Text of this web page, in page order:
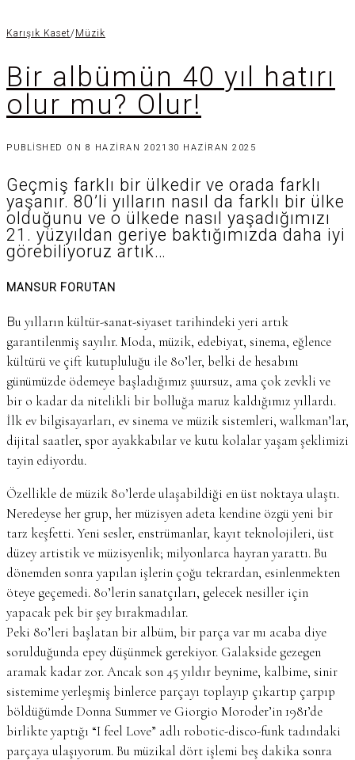
Karışık Kaset/Müzik
Bir albümün 40 yıl hatırı
olur mu? Olur!
PUBLISHED ON 8 HAZIRAN 2021 30 HAZIRAN 2025
Geçmiş farklı bir ülkedir ve orada farklı
yaşanır. 80’li yılların nasıl da farklı bir ülke
olduğunu ve o ülkede nasıl yaşadığımızı
21. yüzyıldan geriye baktığımızda daha iyi
görebiliyoruz artık…
MANSUR FORUTAN
Bu yılların kültür-sanat-siyaset tarihindeki yeri artık
garantilenmiş sayılır. Moda, müzik, edebiyat, sinema, eğlence
kültürü ve çift kutupluluğu ile 80’ler, belki de hesabını
günümüzde ödemeye başladığımız şuursuz, ama çok zevkli ve
bir o kadar da nitelikli bir bolluğa maruz kaldığımız yıllardı.
İlk ev bilgisayarları, ev sinema ve müzik sistemleri, walkman’lar,
dijital saatler, spor ayakkabılar ve kutu kolalar yaşam şeklimizi
tayin ediyordu.
Özellikle de müzik 80’lerde ulaşabildiği en üst noktaya ulaştı.
Neredeyse her grup, her müzisyen adeta kendine özgü yeni bir
tarz keşfetti. Yeni sesler, enstrümanlar, kayıt teknolojileri, üst
düzey artistik ve müzisyenlik; milyonlarca hayran yarattı. Bu
dönemden sonra yapılan işlerin çoğu tekrardan, esinlenmekten
öteye geçemedi. 80’lerin sanatçıları, gelecek nesiller için
yapacak pek bir şey bırakmadılar.
Peki 80’leri başlatan bir albüm, bir parça var mı acaba diye
sorulduğunda epey düşünmek gerekiyor. Galakside gezegen
aramak kadar zor. Ancak son 45 yıldır beynime, kalbime, sinir
sistemime yerleşmiş binlerce parçayı toplayıp çıkartıp çarpıp
böldüğümde Donna Summer ve Giorgio Moroder’in 1981’de
birlikte yaptığı “I feel Love” adlı robotic-disco-funk tadındaki
parçaya ulaşıyorum. Bu müzikal dört işlemi beş dakika sonra